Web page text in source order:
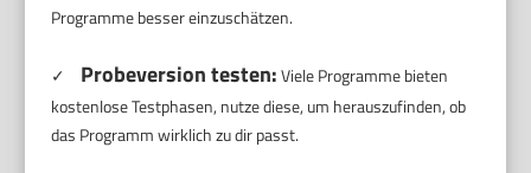
Programme besser einzuschätzen.
✓ Probeversion testen:Viele Programme bieten
kostenlose Testphasen, nutze diese, um herauszufinden, ob
das Programm wirklich zu dir passt.